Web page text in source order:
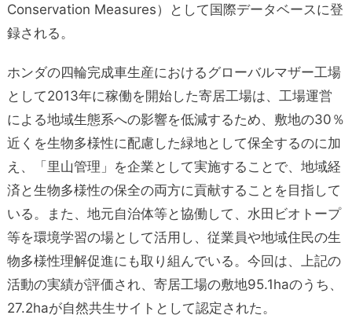
Conservation Measures）として国際データベースに登
録される。
ホンダの四輪完成車生産におけるグローバルマザー工場
として2013年に稼働を開始した寄居工場は、工場運営
による地域生態系への影響を低減するため、敷地の30％
近くを生物多様性に配慮した緑地として保全するのに加
え、「里山管理」を企業として実施することで、地域経
済と生物多様性の保全の両方に貢献することを目指して
いる。また、地元自治体等と協働して、水田ビオトープ
等を環境学習の場として活用し、従業員や地域住民の生
物多様性理解促進にも取り組んでいる。今回は、上記の
活動の実績が評価され、寄居工場の敷地95.1haのうち、
27.2haが自然共生サイトとして認定された。